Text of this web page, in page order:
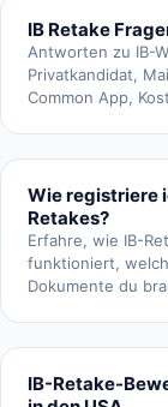
IB Retake
Antworten zu IB-
Privatkandidat,
Common App,
Wie registriere
Retakes?
Erfahre, wie IB-
funktioniert,
Dokumente du
IB-Retake-